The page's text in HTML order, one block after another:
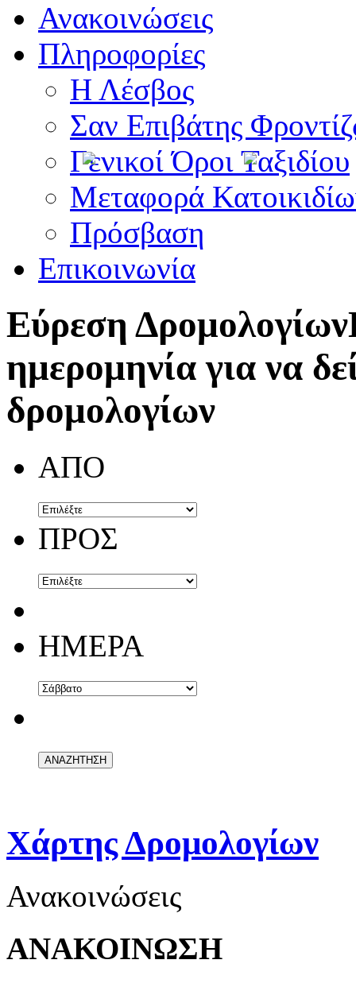
Ανακοινώσεις
Πληροφορίες
Η Λέσβος
Σαν Επιβάτης
Γενικοί Όροι Ταξιδίου
Μεταφορά
Πρόσβαση
Επικοινωνία
Εύρεση Δρομολογίων
ημερομηνία για να
δρομολογίων
ΑΠΟ
ΠΡΟΣ
ΗΜΕΡΑ
Χάρτης Δρομολογίων
Ανακοινώσεις
ΑΝΑΚΟΙΝΩΣΗ